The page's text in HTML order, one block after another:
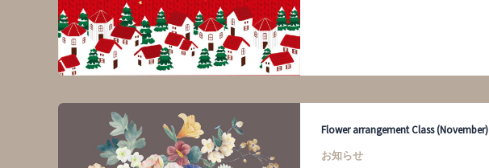
Flower arrangement Class (November)
お知らせ